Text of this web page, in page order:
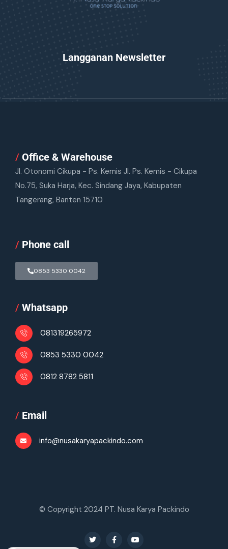
Langganan Newsletter
/ Office & Warehouse
Jl. Otonomi Cikupa - Ps. Kemis Jl. Ps. Kemis - Cikupa
No.75, Suka Harja, Kec. Sindang Jaya, Kabupaten
Tangerang, Banten 15710
/ Phone call
0853 5330 0042
/ Whatsapp
081319265972
0853 5330 0042
0812 8782 5811
/ Email
info@nusakaryapackindo.com
© Copyright 2024 PT. Nusa Karya Packindo